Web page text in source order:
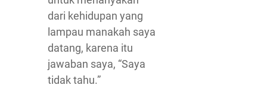
dari kehidupan yang
lampau manakah saya
datang, karena itu
jawaban saya, “Saya
tidak tahu.”